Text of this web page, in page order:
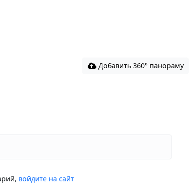
Добавить 360° панораму
войдите на сайт